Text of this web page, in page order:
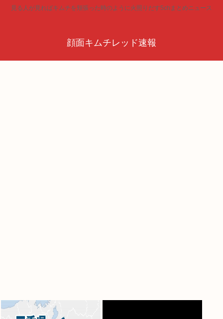
見る人が見ればキムチを頬張った時のように火照りだす5chまとめニュース
顔面キムチレッド速報